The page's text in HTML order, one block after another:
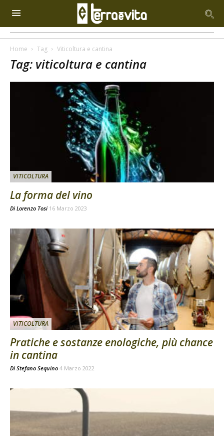
Home Tag Viticoltura e cantina
Tag: viticoltura e cantina
VITICOLTURA
La forma del vino
Di Lorenzo Tosi 16 Marzo 2023
VITICOLTURA
Pratiche e sostanze enologiche, più chance
in cantina
Di Stefano Sequino 4 Marzo 2022